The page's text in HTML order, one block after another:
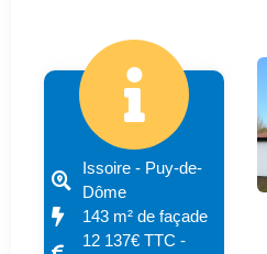
Issoire - Puy-de-
Dôme
143 m² de façade
12 137€ TTC -